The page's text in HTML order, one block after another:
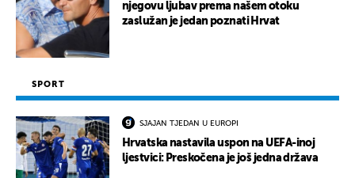
njegovu ljubav prema našem otoku
zaslužan je jedan poznati Hrvat
SPORT
SJAJAN TJEDAN U EUROPI
Hrvatska nastavila uspon na UEFA-inoj
ljestvici: Preskočena je još jedna država